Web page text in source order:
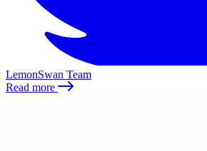
LemonSwan Team
Read more